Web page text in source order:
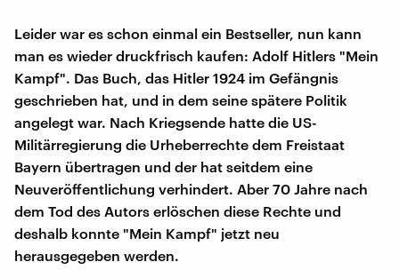
Leider war es schon einmal ein Bestseller, nun kann
man es wieder druckfrisch kaufen: Adolf Hitlers "Mein
Kampf". Das Buch, das Hitler 1924 im Gefängnis
geschrieben hat, und in dem seine spätere Politik
angelegt war. Nach Kriegsende hatte die US-
Militärregierung die Urheberrechte dem Freistaat
Bayern übertragen und der hat seitdem eine
Neuveröffentlichung verhindert. Aber 70 Jahre nach
dem Tod des Autors erlöschen diese Rechte und
deshalb konnte "Mein Kampf" jetzt neu
herausgegeben werden.